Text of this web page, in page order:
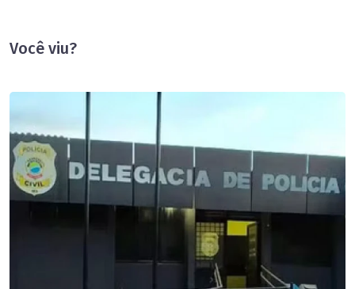
Você viu?